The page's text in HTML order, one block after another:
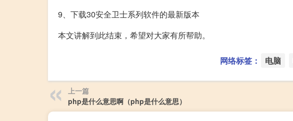
9、下载30安全卫士系列软件的最新版本
本文讲解到此结束，希望对大家有所帮助。
网络标签： 电脑
上一篇
php是什么意思啊（php是什么意思）